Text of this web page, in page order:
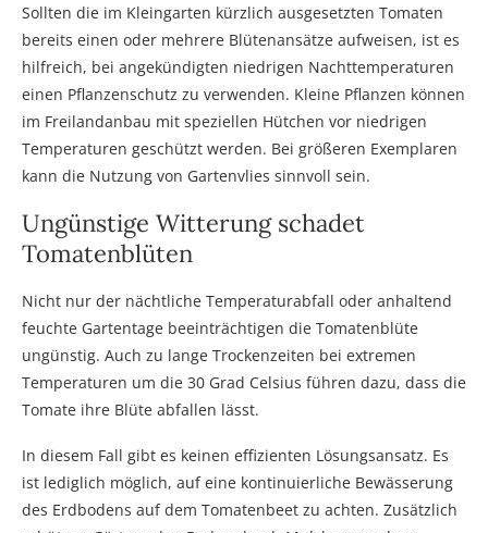
Sollten die im Kleingarten kürzlich ausgesetzten Tomaten
bereits einen oder mehrere Blütenansätze aufweisen, ist es
hilfreich, bei angekündigten niedrigen Nachttemperaturen
einen Pflanzenschutz zu verwenden. Kleine Pflanzen können
im Freilandanbau mit speziellen Hütchen vor niedrigen
Temperaturen geschützt werden. Bei größeren Exemplaren
kann die Nutzung von Gartenvlies sinnvoll sein.
Ungünstige Witterung schadet
Tomatenblüten
Nicht nur der nächtliche Temperaturabfall oder anhaltend
feuchte Gartentage beeinträchtigen die Tomatenblüte
ungünstig. Auch zu lange Trockenzeiten bei extremen
Temperaturen um die 30 Grad Celsius führen dazu, dass die
Tomate ihre Blüte abfallen lässt.
In diesem Fall gibt es keinen effizienten Lösungsansatz. Es
ist lediglich möglich, auf eine kontinuierliche Bewässerung
des Erdbodens auf dem Tomatenbeet zu achten. Zusätzlich